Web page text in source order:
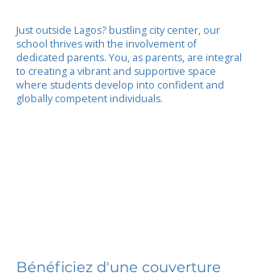
Just outside Lagos? bustling city center, our
school thrives with the involvement of
dedicated parents. You, as parents, are integral
to creating a vibrant and supportive space
where students develop into confident and
globally competent individuals.
Bénéficiez d'une couverture